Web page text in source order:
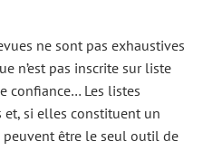
ne sont pas exhaustives
n’est pas inscrite sur liste
confiance… Les listes
et, si elles constituent un
être le seul outil de